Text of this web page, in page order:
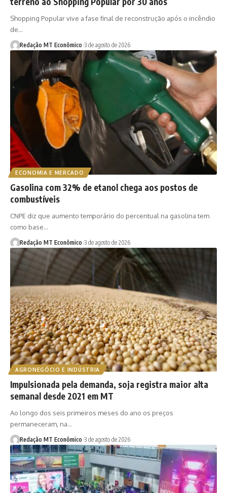
Shopping Popular vive a fase final de reconstrução após o incêndio
de…
Redação MT Econômico 3 de agosto de 2026
ECONOMIA E MERCADO
Gasolina com 32% de etanol chega aos postos de
combustíveis
CNPE diz que aumento temporário do percentual na gasolina tem
como base…
Redação MT Econômico 3 de agosto de 2026
AGRONEGÓCIO E INDÚSTRIA
Impulsionada pela demanda, soja registra maior alta
semanal desde 2021 em MT
Ao longo dos seis primeiros meses do ano os preços
permaneceram, na…
Redação MT Econômico 3 de agosto de 2026